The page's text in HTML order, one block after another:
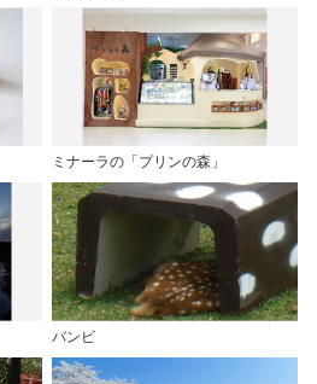
ミナーラの「プリンの森」
バンビ